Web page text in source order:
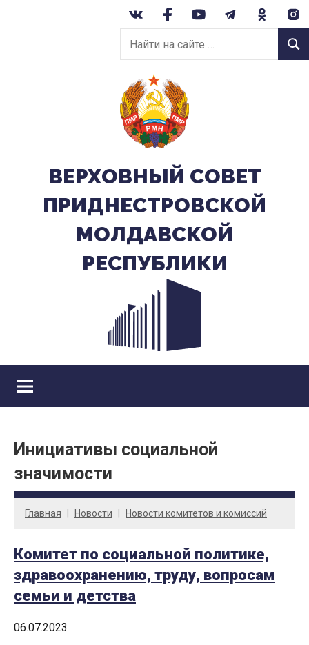
Найти
на
сайте:
ВЕРХОВНЫЙ CОВЕТ
ПРИДНЕСТРОВСКОЙ
МОЛДАВСКОЙ
РЕСПУБЛИКИ
Инициативы социальной
значимости
Главная Новости Новости комитетов и комиссий
Комитет по социальной политике,
здравоохранению, труду, вопросам
семьи и детства
06.07.2023